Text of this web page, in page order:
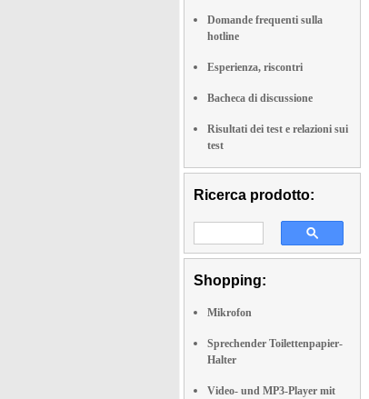
Domande frequenti sulla
hotline
Esperienza, riscontri
Bacheca di discussione
Risultati dei test e relazioni sui
test
Ricerca prodotto:
Shopping:
Mikrofon
Sprechender Toilettenpapier-
Halter
Video- und MP3-Player mit